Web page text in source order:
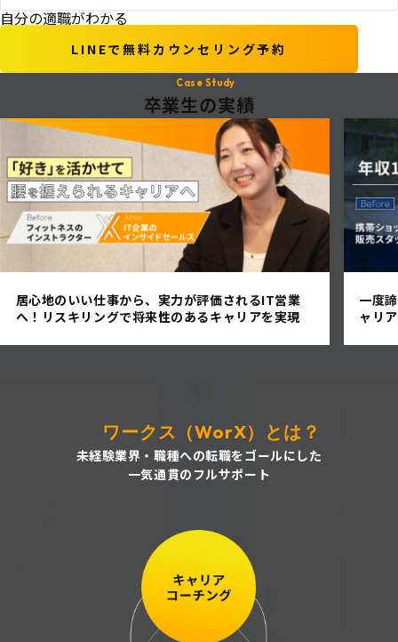
自分の適職がわかる
LINEで無料カウンセリング予約
Case Study
卒業生の実績
居心地のいい仕事から、実力が評価されるIT営業
へ！リスキリングで将来性のあるキャリアを実現
一度
ャリ
ワークス（WorX）とは？
未経験業界・職種への転職をゴールにした
一気通貫のフルサポート